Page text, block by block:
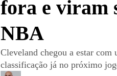
fora e viram
NBA
Cleveland chegou a estar com
classificação já no próximo